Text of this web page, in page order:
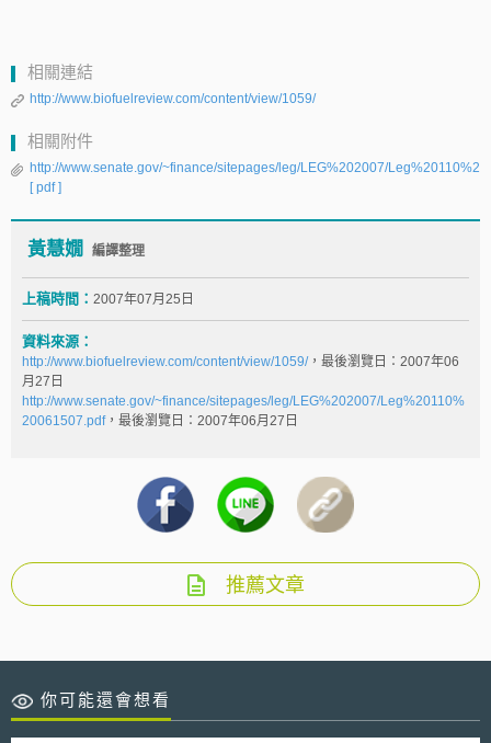
相關連結
http://www.biofuelreview.com/content/view/1059/
相關附件
http://www.senate.gov/~finance/sitepages/leg/LEG%202007/
[ pdf ]
黃慧嫺 編譯整理
上稿時間： 2007年07月25日
資料來源：
http://www.biofuelreview.com/content/view/1059/，最後瀏覽日：2007年06
月27日
http://www.senate.gov/~finance/sitepages/leg/LEG%202007/Leg%20110%
20061507.pdf，最後瀏覽日：2007年06月27日
推薦文章
你可能還會想看